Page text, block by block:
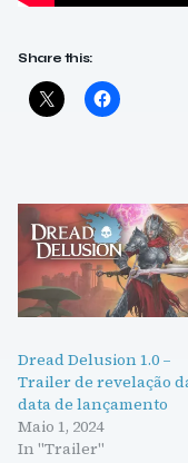
Share this:
Dread Delusion 1.0 –
Trailer de revelação
data de lançamento
Maio 1, 2024
In "Trailer"